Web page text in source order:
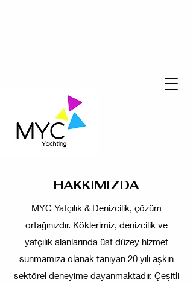
HAKKIMIZDA
MYC Yatçılık & Denizcilik, çözüm
ortağınızdır. Köklerimiz, denizcilik ve
yatçılık alanlarında üst düzey hizmet
sunmamıza olanak tanıyan 20 yılı aşkın
sektörel deneyime dayanmaktadır. Çeşitli